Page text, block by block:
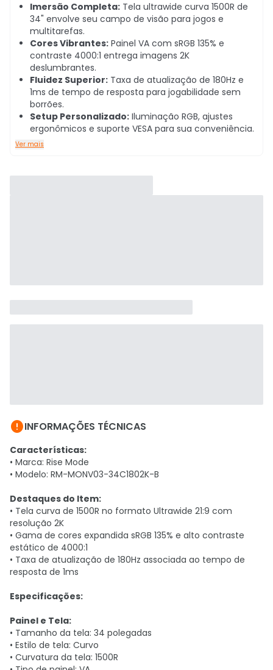
Imersão Completa: Tela ultrawide curva 1500R de
34" envolve seu campo de visão para jogos e
multitarefas.
Cores Vibrantes: Painel VA com sRGB 135% e
contraste 4000:1 entrega imagens 2K
deslumbrantes.
Fluidez Superior: Taxa de atualização de 180Hz e
1ms de tempo de resposta para jogabilidade sem
borrões.
Setup Personalizado: Iluminação RGB, ajustes
ergonômicos e suporte VESA para sua conveniência.
Ver mais
INFORMAÇÕES TÉCNICAS
Características:
• Marca: Rise Mode
• Modelo: RM-MONV03-34C1802K-B
Destaques do Item:
• Tela curva de 1500R no formato Ultrawide 21:9 com
resolução 2K
• Gama de cores expandida sRGB 135% e alto contraste
estático de 4000:1
• Taxa de atualização de 180Hz associada ao tempo de
resposta de 1ms
Especificações:
Painel e Tela:
• Tamanho da tela: 34 polegadas
• Estilo de tela: Curvo
• Curvatura da tela: 1500R